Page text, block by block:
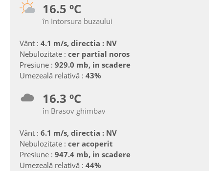
16.5 ºC
în Intorsura buzaului
Vânt : 4.1 m/s, directia : NV
Nebulozitate : cer partial noros
Presiune : 929.0 mb, in scadere
Umezeală relativă : 43%
16.3 ºC
în Brasov ghimbav
Vânt : 6.1 m/s, directia : NV
Nebulozitate : cer acoperit
Presiune : 947.4 mb, in scadere
Umezeală relativă : 44%